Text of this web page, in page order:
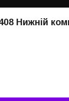
Нижній